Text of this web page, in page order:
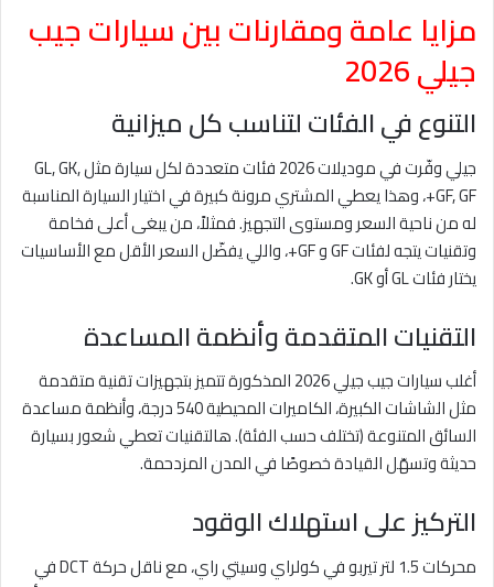
مزايا عامة ومقارنات بين سيارات جيب
جيلي 2026
التنوع في الفئات لتناسب كل ميزانية
جيلي وفّرت في موديلات 2026 فئات متعددة لكل سيارة مثل GL, GK,
GF, GF+، وهذا يعطي المشتري مرونة كبيرة في اختيار السيارة المناسبة
له من ناحية السعر ومستوى التجهيز. فمثلاً، من يبغى أعلى فخامة
وتقنيات يتجه لفئات GF و GF+، واللي يفضّل السعر الأقل مع الأساسيات
يختار فئات GL أو GK.
التقنيات المتقدمة وأنظمة المساعدة
أغلب سيارات جيب جيلي 2026 المذكورة تتميز بتجهيزات تقنية متقدمة
مثل الشاشات الكبيرة، الكاميرات المحيطية 540 درجة، وأنظمة مساعدة
السائق المتنوعة (تختلف حسب الفئة). هالتقنيات تعطي شعور بسيارة
حديثة وتسهّل القيادة خصوصًا في المدن المزدحمة.
التركيز على استهلاك الوقود
محركات 1.5 لتر تيربو في كولراي وسيتي راي، مع ناقل حركة DCT في